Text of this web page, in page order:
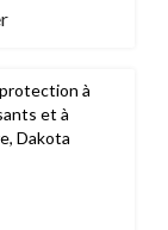
à
et à
Dakota